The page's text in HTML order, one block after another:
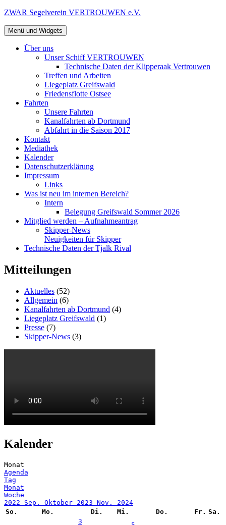
Zum
springen
ZWAR Segelverein VERTROUWEN e.V.
Menü und Widgets
Über uns
Unser Schiff VERTROUWEN
Technische Daten der Klipperaak Vertrouwen
Treffen und Arbeiten
Liegeplatz Greifswald
Friedensflotte Ostsee
Fahrten
Unsere Fahrten
Kanalfahrten ab Dortmund
Abfahrt in die Saison 2017
Kontakt
Mediathek
Kalender
Datenschutzerklärung
Impressum
Links
Was ist neu im internen Bereich?
Intern
Belegung Greifswald Sommer 2026
Mitglied werden – Aufnahmeantrag
Skipper-News
Neuigkeiten für Skipper
Technische Daten der Tjalk Rival
Mitteilungen
Aktuelles (52)
Allgemein (6)
Kanalfahrten ab Dortmund (4)
Liegeplatz Greifswald (1)
Presse (7)
Skipper-News (3)
Kalender
Monat
Agenda
Tag
Monat
Woche
2022 Sep. Oktober 2023 Nov. 2024
So.
Mo. Di. Mi. Do. Fr. Sa.
3